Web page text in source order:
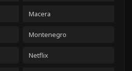
Macera
Montenegro
Netflix